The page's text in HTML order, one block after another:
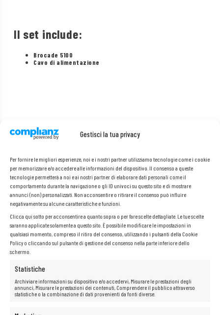
Gestisci la tua privacy
Per fornire le migliori esperienze, noi e i nostri partner utilizziamo tecnologie come i cookie
per memorizzare e/o accedere alle informazioni del dispositivo. Il consenso a queste
tecnologie permetterà a noi e ai nostri partner di elaborare dati personali come il
comportamento durante la navigazione o gli ID univoci su questo sito e di mostrare
annunci (non) personalizzati. Non acconsentire o ritirare il consenso può influire
negativamente su alcune caratteristiche e funzioni.
Clicca qui sotto per acconsentire a quanto sopra o per fare scelte dettagliate. Le tue scelte
saranno applicate solamente a questo sito. È possibile modificare le impostazioni in
qualsiasi momento, compreso il ritiro del consenso, utilizzando i pulsanti della Cookie
Policy o cliccando sul pulsante di gestione del consenso nella parte inferiore dello
schermo.
Statistiche
Archiviare informazioni su dispositivo e/o accedervi, Misurare le prestazioni degli
annunci, Misurare le prestazioni dei contenuti, Comprendere il pubblico attraverso
statistiche o la combinazione di dati provenienti da fonti diverse.
Il set include:
Brocade 5100
Cavo di alimentazione